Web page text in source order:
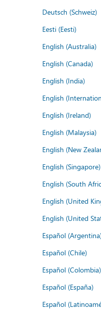
Deutsch (Schweiz)
Eesti (Eesti)
English (Australia)
English (Canada)
English (India)
English
English (Ireland)
English (Malaysia)
English (New
English (Singapore)
English (South
English (United
English (United
Español
Español (Chile)
Español (Colombia)
Español (España)
Español